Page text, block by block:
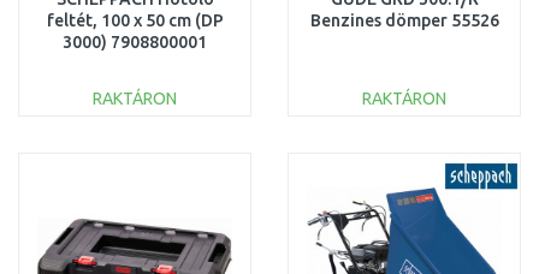
feltét, 100 x 50 cm (DP
3000) 7908800001
RAKTÁRON
Benzines dömper 55526
RAKTÁRON
Összehasonlítás